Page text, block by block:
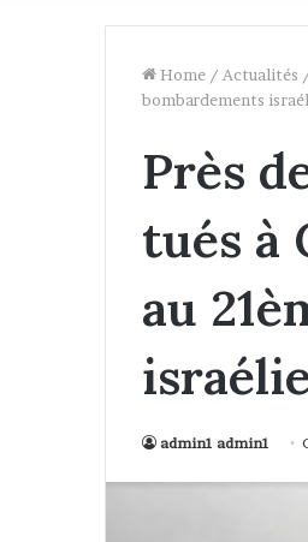
Home / Actualités
bombardements
Près
tués à
au
admin1 admin1